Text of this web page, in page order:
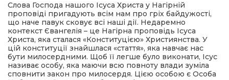
Слова Господа нашого Ісуса Христа у Нагірній
проповіді пригадують всім нам про гріх байдужості,
що наче павук сковує всі наші дії. Недаремно
контекст Євангелія – це Нагірна проповідь Ісуса
Христа, яка сталася «Конституцією» Християнства. У
цій конституції знайшлася «стаття», яка навчає нас
бути милосердними. Щоб її легше було виконати, Ісус
називає особу, яка маючи всю повноту влади зуміла
сповнити закон про милосердя. Цією особою є Особа